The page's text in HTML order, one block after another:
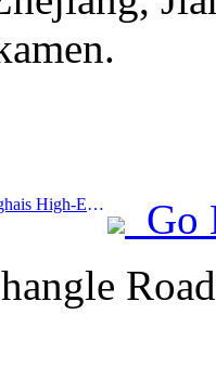
Prev:Jones Lang LaSalle: Shanghais High-End-Hotelmarkt hat sich vollständig erholt
Go